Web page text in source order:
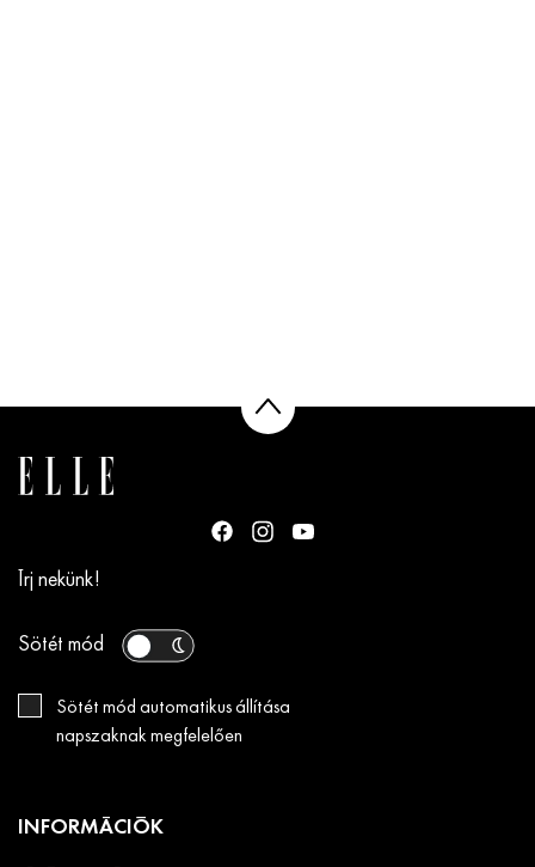
Írj nekünk!
Sötét mód
Sötét mód automatikus állítása
napszaknak megfelelően
INFORMÁCIÓK